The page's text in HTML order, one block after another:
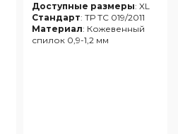
Доступные размеры: XL
Стандарт: ТР ТС 019/2011
Материал: Кожевенный
спилок 0,9-1,2 мм